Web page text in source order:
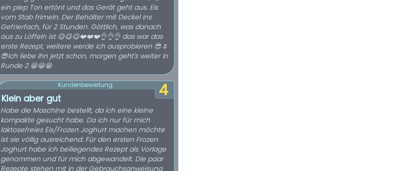
ein piep Ton ertönt und das Gerät geht aus. Eis
vom Stab frimeln. Der Behälter mit Deckel ins
Gefrierfach, für 2 Stunden. Göttlich, was danach
aus zu Löffeln ist 😋😋😋❤️❤️❤️👌👌👌 das war das
erste Rezept, weitere werde ich ausprobieren 😎🌷
😎Ich liebe ihn jetzt schon, morgen geht's weiter in
Runde 2 😁😁😁
4
Kundenbewertung:
Klein aber gut
Habe die Maschine bestellt, da ich eine kleine
kompakte gesucht habe. Da ich nur für mich
laktosefreies Eis/Frozen Joghurt machen möchte
ist sie völlig ausreichend. Für den ersten Frozen
Joghurt habe ich beiliegendes Rezept als Vorlage
genommen und für mich abgewandelt. Die paar
Rezepte stehen mit in der Gebrauchsanweisung